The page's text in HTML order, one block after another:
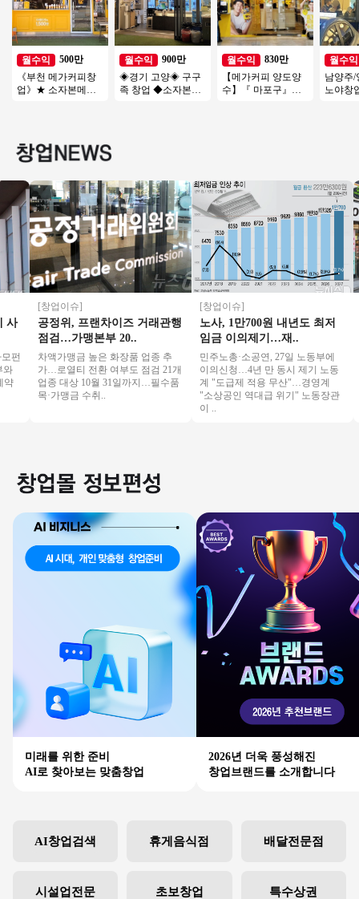
월수익
500만
《부천 메가커피창
업》★ 소자본메가
월수익
900만
◈경기 고양◈ 구구
족 창업 ◆소자본매
월수익
830만
【메가커피 양도양
수】『 마포구』＃
월수익
남양주/
노야창
[창업이슈]
공정위, 프랜차이즈 거래관행
점검…가맹본부 20..
차액가맹금 높은 화장품 업종 추
가…로열티 전환 여부도 점검 21개
업종 대상 10월 31일까지…필수품
목·가맹금 수취..
[창업이슈]
노사, 1만700원 내년도 최저
임금 이의제기…재..
민주노총·소공연, 27일 노동부에
이의신청…4년 만 동시 제기 노동
계 "도급제 적용 무산"…경영계
"소상공인 역대급 위기" 노동장관
이 ..
미래를 위한 준비
AI로 찾아보는 맞춤창업
2026년 더욱 풍성해진
창업브랜드를 소개합니다
AI창업검색 휴게음식점 배달전문점
시설업전문 초보창업 특수상권